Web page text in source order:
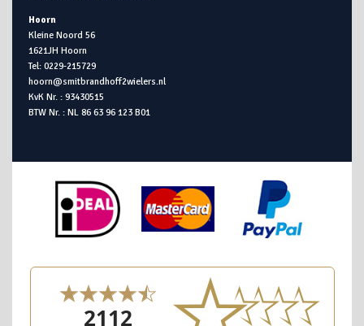
Hoorn
Kleine Noord 56
1621JH Hoorn
Tel: 0229-215729
hoorn@smitbrandhoff2wielers.nl
KvK Nr. : 93430515
BTW Nr. : NL 86 63 96 123 B01